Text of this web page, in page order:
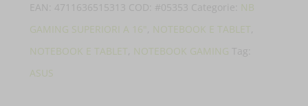
ZEPHYRUS
DUO
OLED
NB
GAMING SUPERIORI A 16"
NOTEBOOK E TABLET
NOTEBOOK E TABLET NOTEBOOK GAMING
ASUS